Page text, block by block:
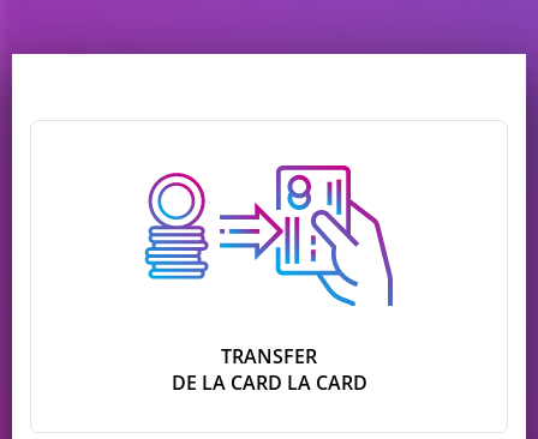
TRANSFER
DE LA CARD LA CARD